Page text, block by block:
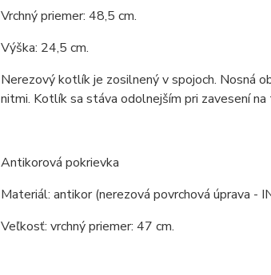
Vrchný priemer: 48,5 cm.
Výška: 24,5 cm.
Nerezový kotlík je zosilnený v spojoch. Nosná
nitmi. Kotlík sa stáva odolnejším pri zavesení na
Antikorová pokrievka
Materiál: antikor (nerezová povrchová úprava -
Veľkosť: vrchný priemer: 47 cm.